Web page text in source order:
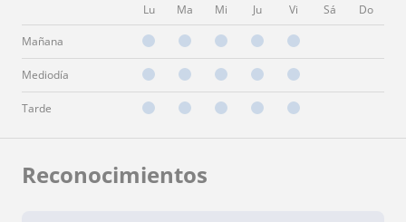
Lu Ma Mi Ju Vi Sá Do
Mañana
Mediodía
Tarde
Reconocimientos